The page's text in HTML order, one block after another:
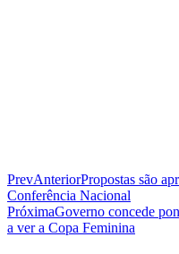
PrevAnteriorPropostas são
Conferência Nacional
PróximaGoverno concede
a ver a Copa Feminina